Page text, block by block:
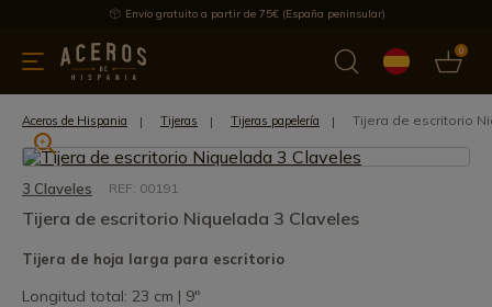
Envío gratuito a partir de 75€ (España peninsular)
0
menaje Ofertas Ultimas novedades Los más vendidos
Aceros de Hispania Tijeras Tijeras papelería Tijera de escritorio
3 Claveles REF: 00191
Tijera de escritorio Niquelada 3 Claveles
Tijera de hoja larga para escritorio
Longitud total: 23 cm | 9"